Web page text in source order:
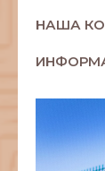
НАША